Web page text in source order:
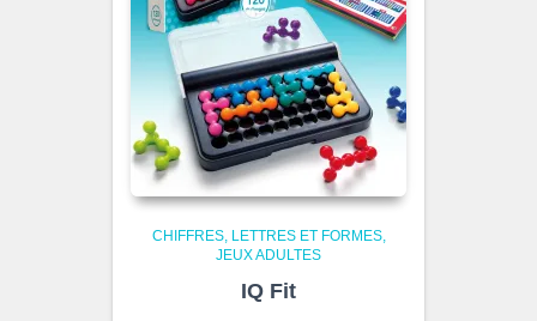
CHIFFRES, LETTRES ET FORMES
JEUX ADULTES
IQ Fit